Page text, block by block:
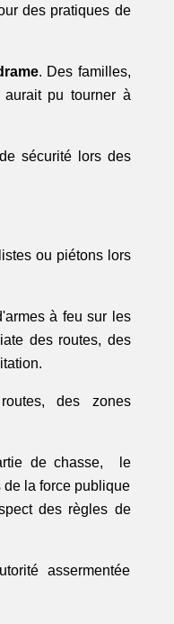
des pratiques de
. Des familles,
pu tourner à
sécurité lors des
ou piétons lors
à feu sur les
des routes, des
des zones
de chasse,
le
de la force publique
des règles de
assermentée